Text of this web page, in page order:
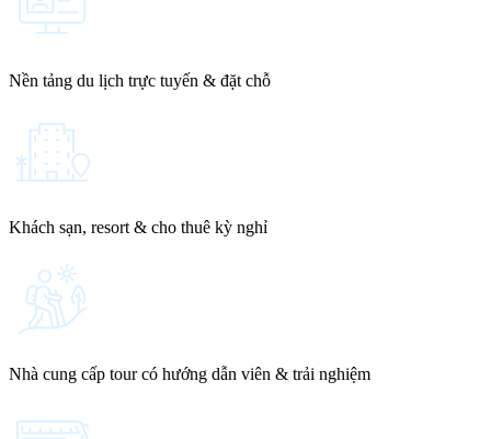
Nền tảng du lịch trực tuyến & đặt chỗ
Khách sạn, resort & cho thuê kỳ nghỉ
Nhà cung cấp tour có hướng dẫn viên & trải nghiệm